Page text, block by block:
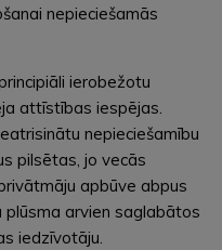
nepieciešamās
ierobežotu
attīstības iespējas.
nepieciešamību
pilsētas, jo vecās
apbūve abpus
arvien saglabātos
iedzīvotāju.